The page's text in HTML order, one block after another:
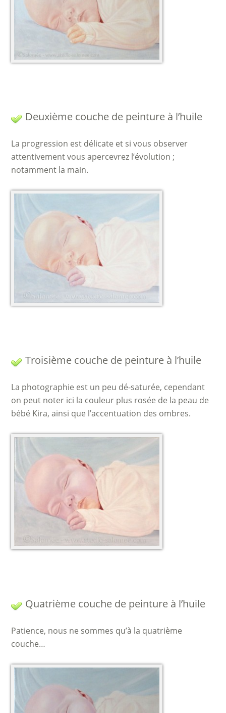
Deuxième couche de peinture à l’huile
La progression est délicate et si vous observer
attentivement vous apercevrez l’évolution ;
notamment la main.
Troisième couche de peinture à l’huile
La photographie est un peu dé-saturée, cependant
on peut noter ici la couleur plus rosée de la peau de
bébé Kira, ainsi que l’accentuation des ombres.
Quatrième couche de peinture à l’huile
Patience, nous ne sommes qu’à la quatrième
couche…